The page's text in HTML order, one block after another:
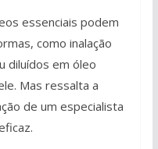
essenciais podem
como inalação
diluídos em óleo
Mas ressalta a
de um especialista